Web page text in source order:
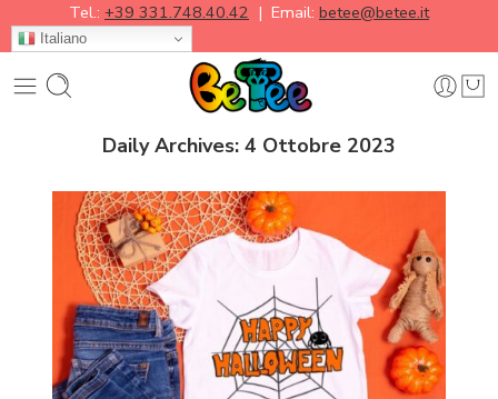
Tel.: +39 331.748.40.42 | Email: betee@betee.it
Italiano
Daily Archives: 4 Ottobre 2023